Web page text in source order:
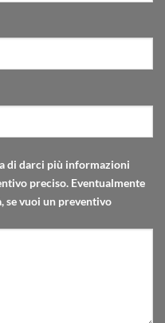
di darci più informazioni
preciso. Eventualmente
se vuoi un preventivo